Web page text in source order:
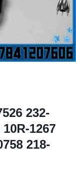
232-
10R-1267
218-